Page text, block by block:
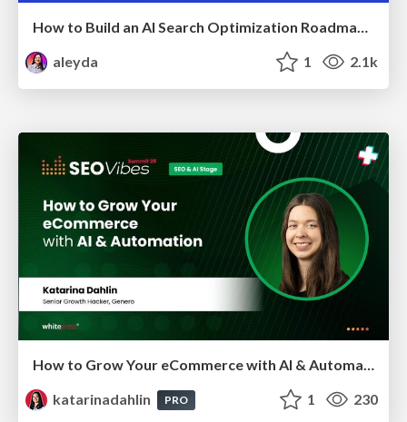
aleyda
1 2.1k
How to Grow Your eCommerce with AI & Automation
katarinadahlin
PRO 1 230